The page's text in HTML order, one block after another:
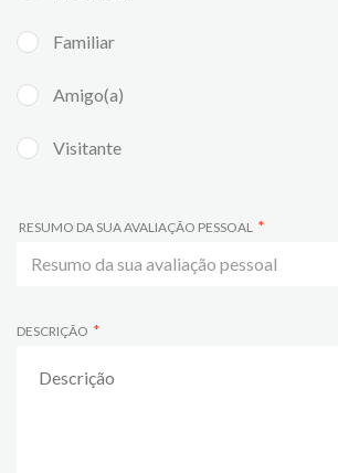
Familiar
Amigo(a)
Visitante
RESUMO DA SUA AVALIAÇÃO PESSOAL
DESCRIÇÃO